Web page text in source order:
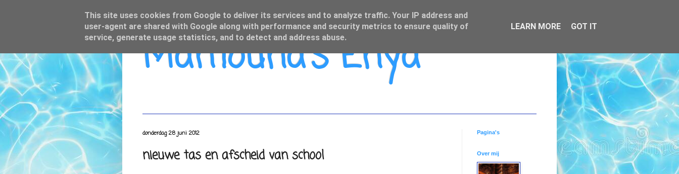
Mamouna's Enya
donderdag 28 juni 2012
nieuwe tas en afscheid van school
Pagina's
Over mij
This site uses cookies from Google to deliver its services and to analyze traffic. Your IP address and
user-agent are shared with Google along with performance and security metrics to ensure quality of
service, generate usage statistics, and to detect and address abuse.
LEARN MORE GOT IT